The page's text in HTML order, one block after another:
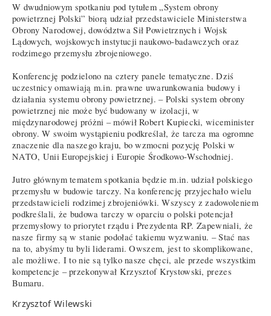
W dwudniowym spotkaniu pod tytułem „System obrony
powietrznej Polski” biorą udział przedstawiciele Ministerstwa
Obrony Narodowej, dowództwa Sił Powietrznych i Wojsk
Lądowych, wojskowych instytucji naukowo-badawczych oraz
rodzimego przemysłu zbrojeniowego.
Konferencję podzielono na cztery panele tematyczne. Dziś
uczestnicy omawiają m.in. prawne uwarunkowania budowy i
działania systemu obrony powietrznej. – Polski system obrony
powietrznej nie może być budowany w izolacji, w
międzynarodowej próżni – mówił Robert Kupiecki, wiceminister
obrony. W swoim wystąpieniu podkreślał, że tarcza ma ogromne
znaczenie dla naszego kraju, bo wzmocni pozycję Polski w
NATO, Unii Europejskiej i Europie Środkowo-Wschodniej.
Jutro głównym tematem spotkania będzie m.in. udział polskiego
przemysłu w budowie tarczy. Na konferencję przyjechało wielu
przedstawicieli rodzimej zbrojeniówki. Wszyscy z zadowoleniem
podkreślali, że budowa tarczy w oparciu o polski potencjał
przemysłowy to priorytet rządu i Prezydenta RP. Zapewniali, że
nasze firmy są w stanie podołać takiemu wyzwaniu. – Stać nas
na to, abyśmy tu byli liderami. Owszem, jest to skomplikowane,
ale możliwe. I to nie są tylko nasze chęci, ale przede wszystkim
kompetencje – przekonywał Krzysztof Krystowski, prezes
Bumaru.
Krzysztof Wilewski